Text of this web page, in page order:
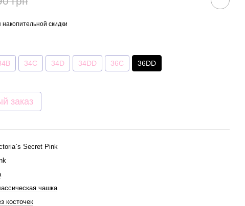
скидки
34C 34D 34DD 36C 36DD
заказ
Secret Pink
чашка
косточек